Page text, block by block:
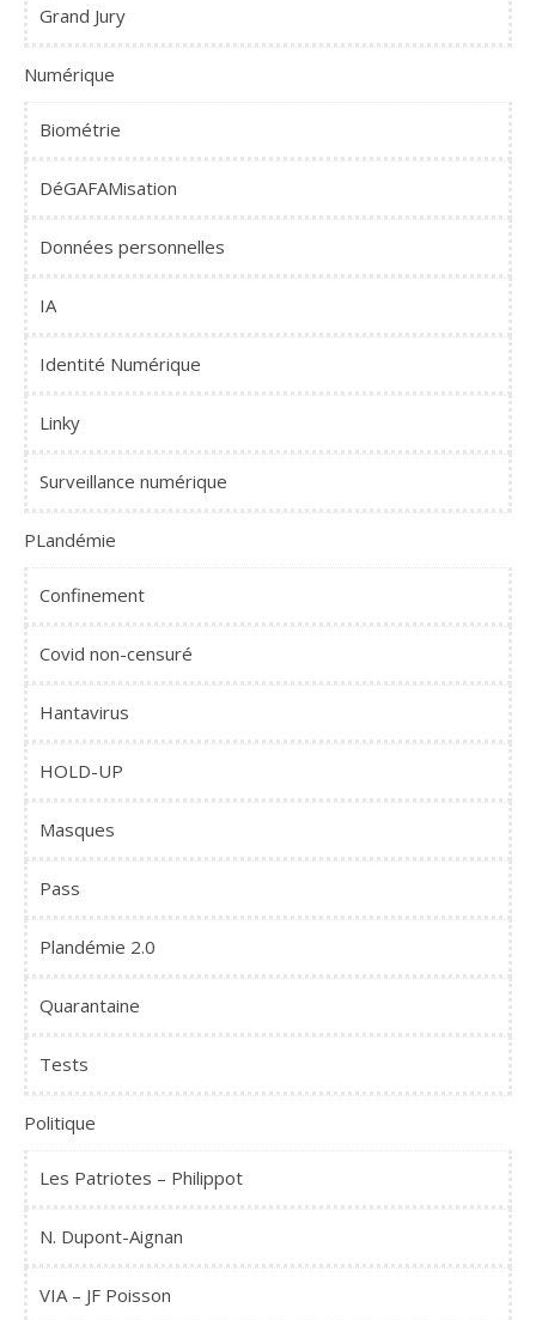
Grand Jury
Numérique
Biométrie
DéGAFAMisation
Données personnelles
IA
Identité Numérique
Linky
Surveillance numérique
PLandémie
Confinement
Covid non-censuré
Hantavirus
HOLD-UP
Masques
Pass
Plandémie 2.0
Quarantaine
Tests
Politique
Les Patriotes – Philippot
N. Dupont-Aignan
VIA – JF Poisson